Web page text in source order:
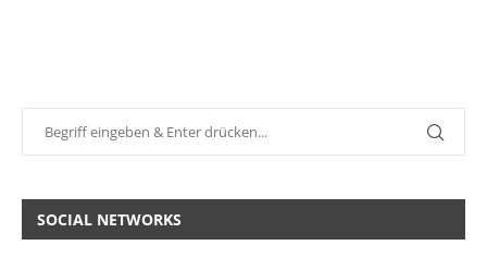
SOCIAL NETWORKS